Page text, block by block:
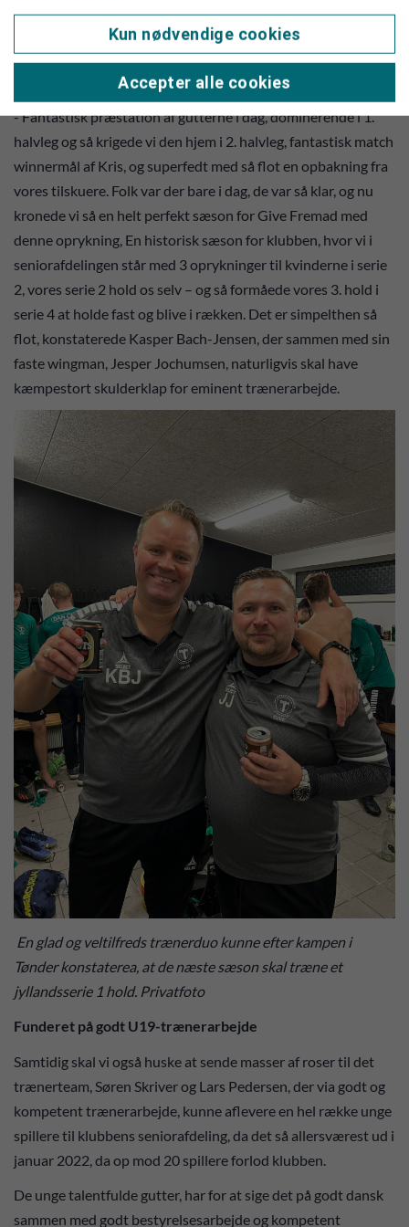
kendsgerning:
Give spiller i jyllandsserie 1 næste sæson.
En sæson lige til historiebøgerne
- Fantastisk præstation af gutterne i dag, dominerende i 1.
halvleg og så krigede vi den hjem i 2. halvleg, fantastisk match
winnermål af Kris, og superfedt med så flot en opbakning fra
vores tilskuere. Folk var der bare i dag, de var så klar, og nu
kronede vi så en helt perfekt sæson for Give Fremad med
denne oprykning, En historisk sæson for klubben, hvor vi i
seniorafdelingen står med 3 oprykninger til kvinderne i serie
2, vores serie 2 hold os selv – og så formåede vores 3. hold i
serie 4 at holde fast og blive i rækken. Det er simpelthen så
flot, konstaterede Kasper Bach-Jensen, der sammen med sin
faste wingman, Jesper Jochumsen, naturligvis skal have
kæmpestort skulderklap for eminent trænerarbejde.
En glad og veltilfreds trænerduo kunne efter kampen i
Tønder konstaterea, at de næste sæson skal træne et
jyllandsserie 1 hold. Privatfoto
Funderet på godt U19-trænerarbejde
Samtidig skal vi også huske at sende masser af roser til det
trænerteam, Søren Skriver og Lars Pedersen, der via godt og
kompetent trænerarbejde, kunne aflevere en hel række unge
spillere til klubbens seniorafdeling, da det så allersværest ud i
januar 2022, da op mod 20 spillere forlod klubben.
De unge talentfulde gutter, har for at sige det på godt dansk
sammen med godt bestyrelsesarbejde og kompetent
Kun nødvendige cookies
Accepter alle cookies